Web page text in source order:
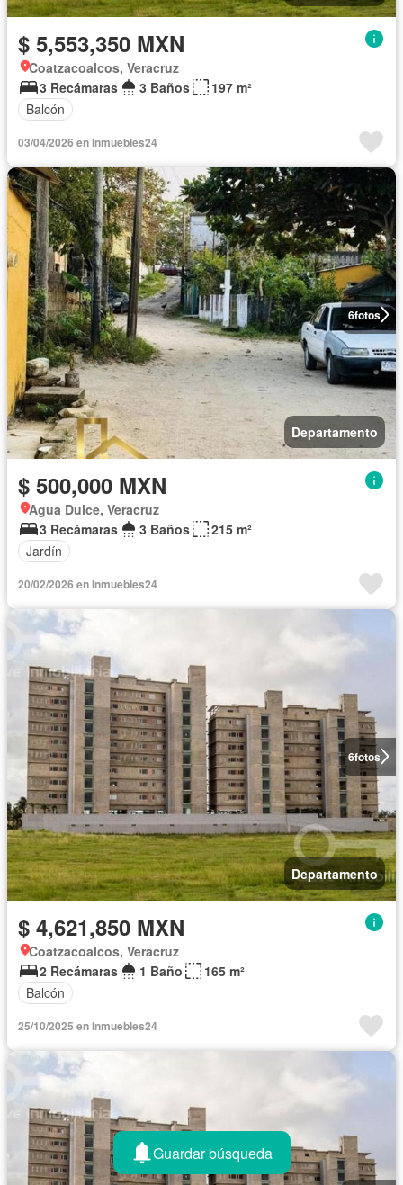
$ 5,553,350 MXN
Coatzacoalcos, Veracruz
3 Recámaras
3 Baños
197 m²
Balcón
03/04/2026 en Inmuebles24
6fotos
Departamento
$ 500,000 MXN
Agua Dulce, Veracruz
3 Recámaras
3 Baños
215 m²
Jardín
20/02/2026 en Inmuebles24
6fotos
Departamento
$ 4,621,850 MXN
Coatzacoalcos, Veracruz
2 Recámaras
1 Baño
165 m²
Balcón
25/10/2025 en Inmuebles24
Guardar búsqueda